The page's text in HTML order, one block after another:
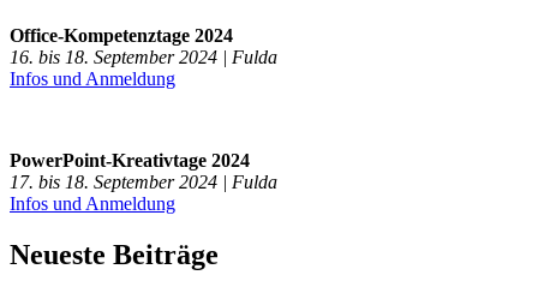
Office-Kompetenztage 2024
16. bis 18. September 2024 | Fulda
Infos und Anmeldung
PowerPoint-Kreativtage 2024
17. bis 18. September 2024 | Fulda
Infos und Anmeldung
Neueste Beiträge